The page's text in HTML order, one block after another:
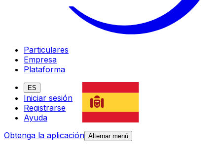
Particulares
Empresa
Plataforma
ES
Iniciar sesión
Registrarse
Ayuda
Obtenga la aplicación Alternar menú